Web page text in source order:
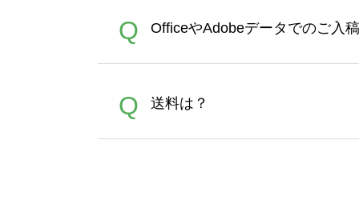
れば、ランクにカウントがさ
A
イト以外）のプリントは、濃
品をお届けするため、処理剤
文に関わらず、前処理剤が残
Q OfficeやAdobeデータでのご入
A
Adobeデータ(AI,PSD)で保存
Q 送料は？